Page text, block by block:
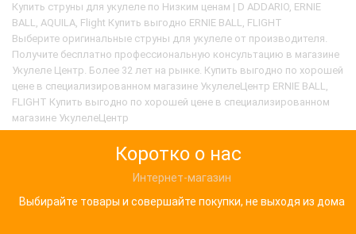
электроукулеле размера тенор FLIGHT FRST-200.
Часто упускаются из виду, что струны оказывают
огромное влияние на звуча..
Купить струны для укулеле по Низким ценам | D ADDARIO, ERNIE
BALL, AQUILA, Flight Купить выгодно ERNIE BALL, FLIGHT
Выберите оригинальные струны для укулеле от производителя.
Получите бесплатно профессиональную консультацию в магазине
Укулеле Центр. Более 32 лет на рынке. Купить выгодно по хорошей
цене в специализированном магазине УкулелеЦентр ERNIE BALL,
FLIGHT Купить выгодно по хорошей цене в специализированном
магазине УкулелеЦентр
Коротко о нас
Интернет-магазин
Выбирайте товары и совершайте покупки, не выходя из дома